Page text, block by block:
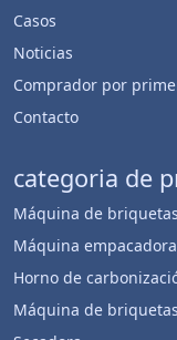
Casos
Noticias
Comprador por
Contacto
categoria de
Máquina de
Máquina
Horno de
Máquina de